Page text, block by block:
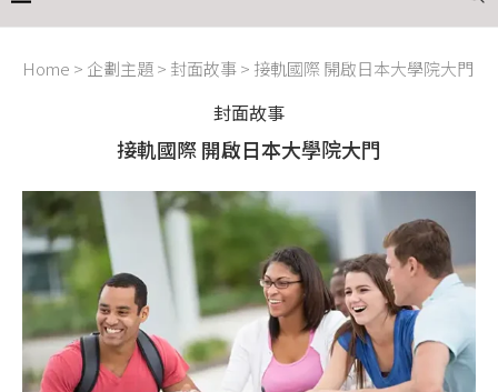
Home > 企劃主題> 封面故事> 接軌國際 開啟日本大學院大門
封面故事
接軌國際 開啟日本大學院大門